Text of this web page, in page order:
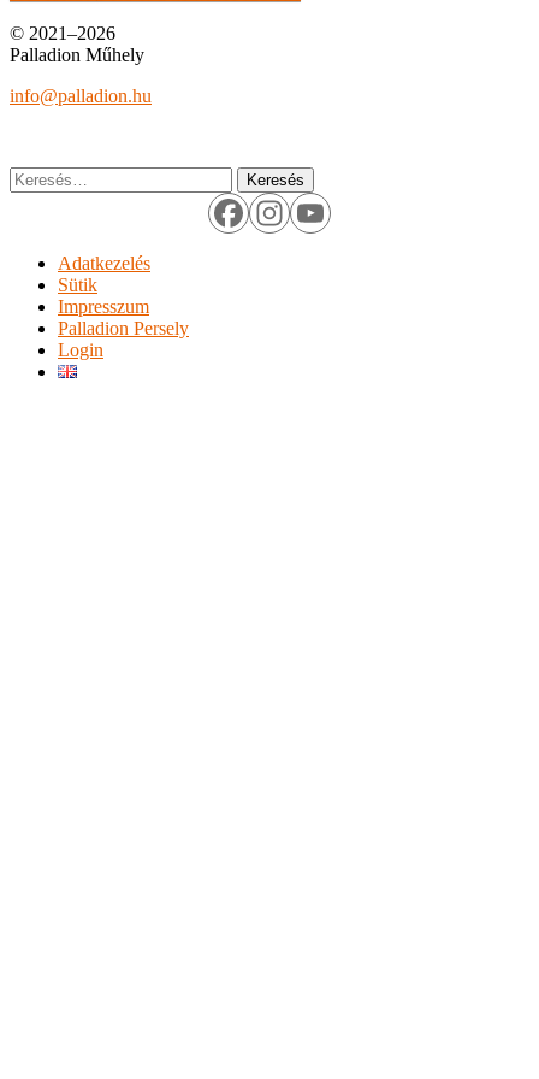
navigáció
© 2021–2026
Palladion Műhely
info@palladion.hu
Keresés:
Adatkezelés
Sütik
Impresszum
Palladion Persely
Login